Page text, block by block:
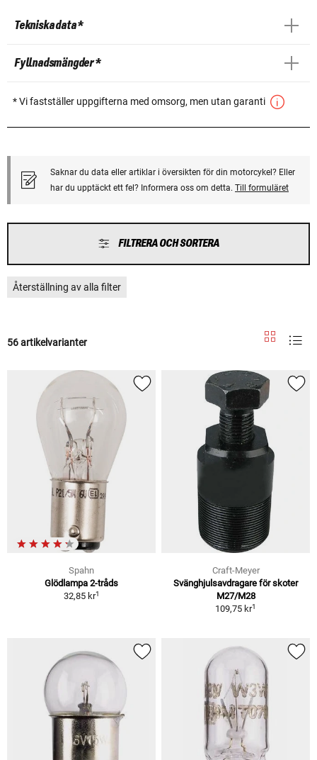
Tekniska data *
Fyllnadsmängder *
* Vi fastställer uppgifterna med omsorg, men utan garanti
Saknar du data eller artiklar i översikten för din motorcykel? Eller
har du upptäckt ett fel? Informera oss om detta. Till formuläret
FILTRERA OCH SORTERA
Återställning av alla filter
56 artikelvarianter
Spahn
Glödlampa 2-tråds
32,85 kr1
Craft-Meyer
Svänghjulsavdragare för skoter
M27/M28
109,75 kr1